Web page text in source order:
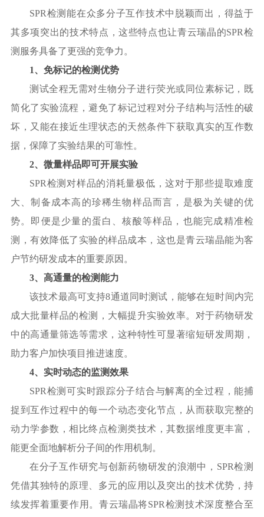
SPR检测能在众多分子互作技术中脱颖而出，得益于
其多项突出的技术特点，这些特点也让青云瑞晶的SPR检
测服务具备了更强的竞争力。
1、免标记的检测优势
测试全程无需对生物分子进行荧光或同位素标记，既
简化了实验流程，避免了标记过程对分子结构与活性的破
坏，又能在接近生理状态的天然条件下获取真实的互作数
据，保障了实验结果的可靠性。
2、微量样品即可开展实验
SPR检测对样品的消耗量极低，这对于那些提取难度
大、制备成本高的珍稀生物样品而言，是极为关键的优
势。即便是少量的蛋白、核酸等样品，也能完成精准检
测，有效降低了实验的样品成本，这也是青云瑞晶能为客
户节约研发成本的重要原因。
3、高通量的检测能力
该技术最高可支持8通道同时测试，能够在短时间内完
成大批量样品的检测，大幅提升实验效率。对于药物研发
中的高通量筛选等需求，这种特性可显著缩短研发周期，
助力客户加快项目推进速度。
4、实时动态的监测效果
SPR检测可实时跟踪分子结合与解离的全过程，能捕
捉到互作过程中的每一个动态变化节点，从而获取完整的
动力学参数，相比终点检测类技术，其数据维度更丰富，
能更全面地解析分子间的作用机制。
在分子互作研究与创新药物研发的浪潮中， SPR检测
凭借其独特的原理、多元的应用以及突出的技术优势，持
续发挥着重要作用。青云瑞晶将SPR检测技术深度整合至